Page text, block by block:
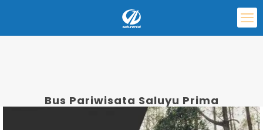
Bus Pariwisata Saluyu Prima